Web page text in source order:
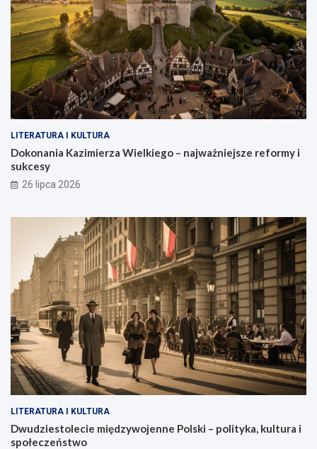
LITERATURA I KULTURA
Dokonania Kazimierza Wielkiego – najważniejsze reformy i
sukcesy
26 lipca 2026
LITERATURA I KULTURA
Dwudziestolecie międzywojenne Polski – polityka, kultura i
społeczeństwo